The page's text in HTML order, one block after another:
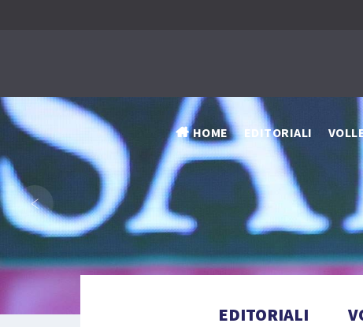
HOME EDITORIALI
‹
EDITORIALI